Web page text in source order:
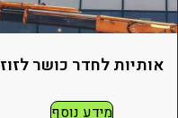
אותיות לחדר כושר לזוז
מידע נוסף